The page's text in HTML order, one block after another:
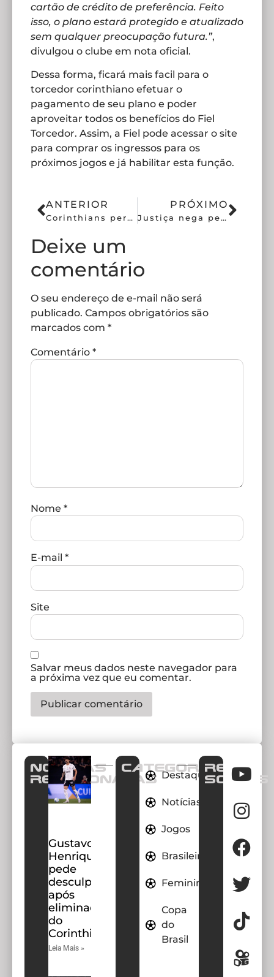
cartão de crédito de preferência. Feito
isso, o plano estará protegido e atualizado
sem qualquer preocupação futura.”,
divulgou o clube em nota oficial.
Dessa forma, ficará mais facil para o
torcedor corinthiano efetuar o
pagamento de seu plano e poder
aproveitar todos os benefícios do Fiel
Torcedor. Assim, a Fiel pode acessar o site
para comprar os ingressos para os
próximos jogos e já habilitar esta função.
ANTERIOR
Corinthians perto de anunciar Angileri como primeiro reforço do ano
PRÓXIMO
Justiça nega pedido de André Cury e RCE avança
Deixe um
comentário
O seu endereço de e-mail não será
publicado. Campos obrigatórios são
marcados com *
Comentário *
Nome *
E-mail *
Site
Salvar meus dados neste navegador para
a próxima vez que eu comentar.
Notícias
Relacionadas
Gustavo
Henrique
pede
desculpas
após
eliminação
do
Corinthians
Leia Mais »
CATEGORIAS
Destaques
Notícias
Jogos
Brasileirao
Feminino
Copa
do
Brasil
REDES
SOCIAIS